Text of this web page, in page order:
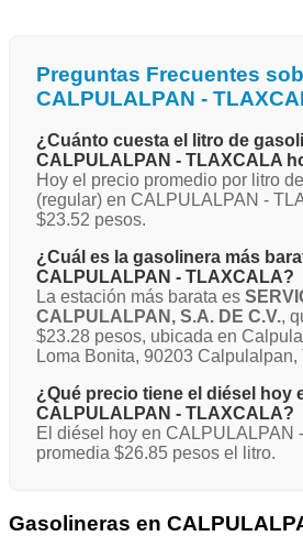
Preguntas Frecuentes
CALPULALPAN -
¿Cuánto cuesta el litro de
CALPULALPAN - TLAXCALA
Hoy el precio promedio por litro
(regular) en CALPULALPAN -
$23.52 pesos.
¿Cuál es la gasolinera más
CALPULALPAN - TLAXCALA?
La estación más barata es
CALPULALPAN, S.A. DE C.V.,
$23.28 pesos, ubicada en
Loma Bonita, 90203 Calpulalpan,
¿Qué precio tiene el diésel hoy
CALPULALPAN - TLAXCALA?
El diésel hoy en CALPULALPAN
promedia $26.85 pesos el litro.
Gasolineras en